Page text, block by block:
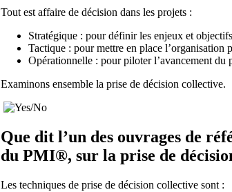
Tout est affaire de décision dans les projets :
Stratégique : pour définir les enjeux et
Tactique : pour mettre en place l’organisation
Opérationnelle : pour piloter l’avancement du
Examinons ensemble la prise de décision collective.
Que dit l’un des ouvrages de
du PMI®, sur la prise de
Les techniques de prise de décision collective sont :